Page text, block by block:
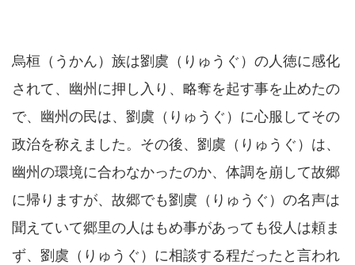
烏桓（うかん）族は劉虞（りゅうぐ）の人徳に感化
されて、幽州に押し入り、略奪を起す事を止めたの
で、幽州の民は、劉虞（りゅうぐ）に心服してその
政治を称えました。その後、劉虞（りゅうぐ）は、
幽州の環境に合わなかったのか、体調を崩して故郷
に帰りますが、故郷でも劉虞（りゅうぐ）の名声は
聞えていて郷里の人はもめ事があっても役人は頼ま
ず、劉虞（りゅうぐ）に相談する程だったと言われ